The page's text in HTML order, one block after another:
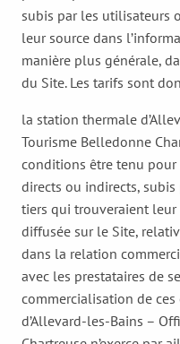
subis par les utilisateurs
leur source dans
manière plus générale,
du Site. Les tarifs sont
la station thermale
Tourisme Belledonne
conditions être tenu
directs ou indirects,
tiers qui trouveraient leur
diffusée sur le Site,
dans la relation
avec les prestataires de
commercialisation de
d’Allevard-les-Bains –